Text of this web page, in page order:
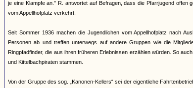
je eine Klampfe an." R. antwortet auf Befragen, dass die Pfarrjugend
vom Appellhofplatz verkehrt.
Seit Sommer 1936 machen die Jugendlichen vom Appellhofplatz nach
Personen ab und treffen unterwegs auf andere Gruppen wie die
Ringpfadfinder, die aus ihren früheren Erlebnissen erzählen würden. So
und Kittelbachpiraten stammen.
Von der Gruppe des sog. „Kanonen-Kellers“ sei der eigentliche